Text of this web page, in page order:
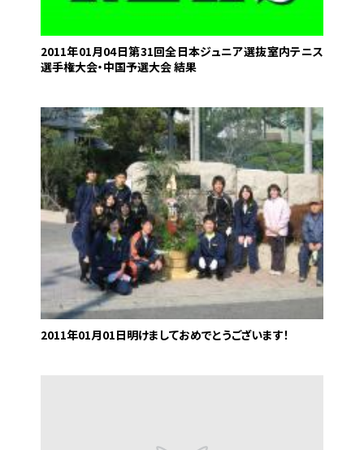
2011年01月04日第31回全日本ジュニア選抜室内テニス
選手権大会・中国予選大会 結果
2011年01月01日明けましておめでとうございます！